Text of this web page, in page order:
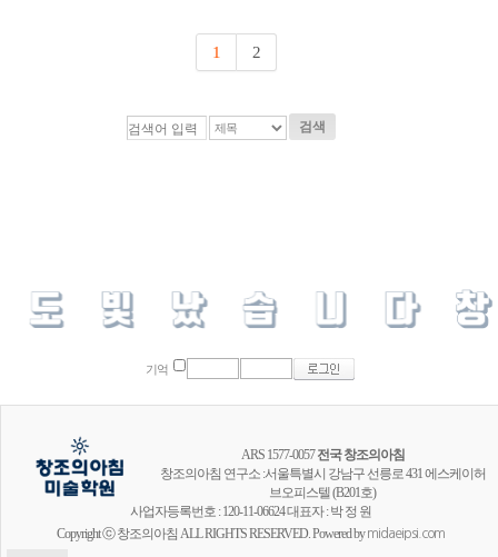
1 2
검색
기억
ARS 1577-0057전국 창조의아침
창조의아침 연구소 :서울특별시 강남구 선릉로 431 에스케이허
브오피스텔 (B201호)
사업자등록번호 : 120-11-06624 대표자 : 박 정 원
Copyright ⓒ 창조의아침 ALL RIGHTS RESERVED. Powered bymidaeipsi.com